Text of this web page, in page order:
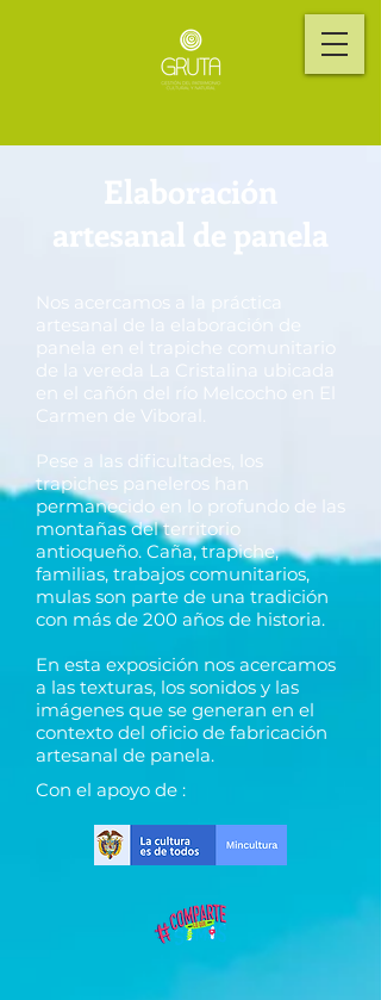
Elaboración
artesanal de panela
Nos acercamos a la práctica
artesanal de la elaboración de
panela en el trapiche comunitario
de la vereda La Cristalina ubicada
en el cañón del río Melcocho en El
Carmen de Viboral.
Pese a las dificultades, los
trapiches paneleros han
permanecido en lo profundo de las
montañas del territorio
antioqueño. Caña, trapiche,
familias, trabajos comunitarios,
mulas son parte de una tradición
con más de 200 años de historia.
En esta exposición nos acercamos
a las texturas, los sonidos y las
imágenes que se generan en el
contexto del oficio de fabricación
artesanal de panela.
Con el apoyo de :